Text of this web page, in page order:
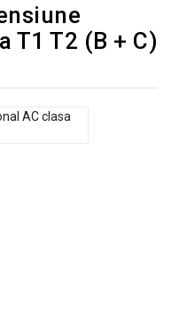
T1 T2 (B + C)